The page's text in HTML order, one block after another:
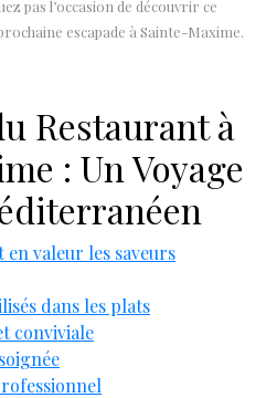
pas l’occasion de découvrir ce
escapade à Sainte-Maxime.
Restaurant à
: Un Voyage
valeur les saveurs
dans les plats
conviviale